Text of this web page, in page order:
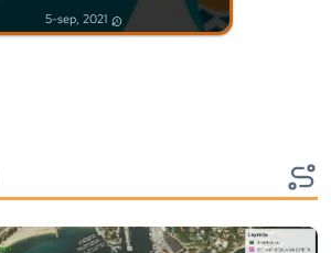
5-sep, 2021